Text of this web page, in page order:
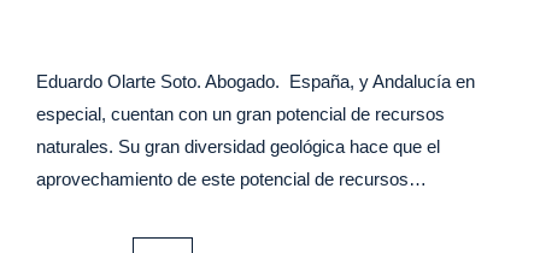
Eduardo Olarte Soto. Abogado. España, y Andalucía en
especial, cuentan con un gran potencial de recursos
naturales. Su gran diversidad geológica hace que el
aprovechamiento de este potencial de recursos…